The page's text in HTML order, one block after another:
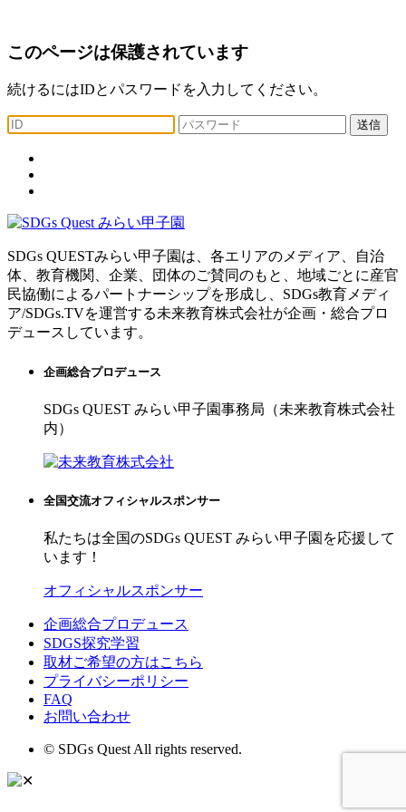
このページは保護されています
続けるにはIDとパスワードを入力してください。
送信
SDGs QUESTみらい甲子園は、各エリアのメディア、自治
体、教育機関、企業、団体のご賛同のもと、地域ごとに産官
民協働によるパートナーシップを形成し、SDGs教育メディ
ア/SDGs.TVを運営する未来教育株式会社が企画・総合プロ
デュースしています。
企画総合プロデュース
SDGs QUEST みらい甲子園事務局（未来教育株式会社
内）
全国交流オフィシャルスポンサー
私たちは全国のSDGs QUEST みらい甲子園を応援して
います！
オフィシャルスポンサー
企画総合プロデュース
SDGS探究学習
取材ご希望の方はこちら
プライバシーポリシー
FAQ
お問い合わせ
© SDGs Quest All rights reserved.